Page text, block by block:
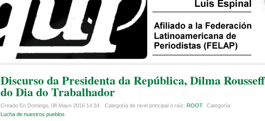
Discurso da Presidenta da República, Dilma
do Dia do Trabalhador
Creado En Domingo, 08 Mayo 2016 14:34 Categoría de nivel principal o raíz: ROOT
Categoría:
Lucha de nuestros pueblos